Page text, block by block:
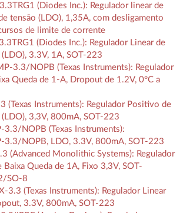
(Diodes Inc.): Regulador linear de
tensão (LDO), 1,35A, com desligamento
de limite de corrente
(Diodes Inc.): Regulador Linear de
(LDO), 3.3V, 1A, SOT-223
3.3/NOPB (Texas Instruments): Regulador
Queda de 1-A, Dropout de 1.2V, 0°C a
(Texas Instruments): Regulador Positivo de
(LDO), 3,3V, 800mA, SOT-223
NOPB (Texas Instruments):
3.3/NOPB, LDO, 3.3V, 800mA, SOT-223
(Advanced Monolithic Systems): Regulador
Baixa Queda de 1A, Fixo 3,3V, SOT-
SO-8
3.3 (Texas Instruments): Regulador Linear
3.3V, 800mA, SOT-223